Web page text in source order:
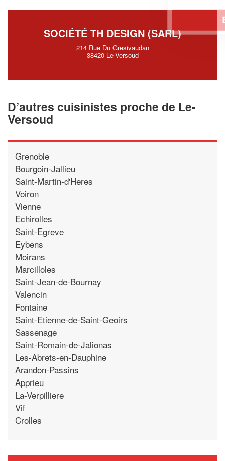
SOCIÉTÉ TH DESIGN (SARL)
214 Rue Du Gresivaudan
38420 Le-Versoud
D’autres cuisinistes proche de Le-
Versoud
Grenoble
Bourgoin-Jallieu
Saint-Martin-d'Heres
Voiron
Vienne
Echirolles
Saint-Egreve
Eybens
Moirans
Marcilloles
Saint-Jean-de-Bournay
Valencin
Fontaine
Saint-Etienne-de-Saint-Geoirs
Sassenage
Saint-Romain-de-Jalionas
Les-Abrets-en-Dauphine
Arandon-Passins
Apprieu
La-Verpilliere
Vif
Crolles